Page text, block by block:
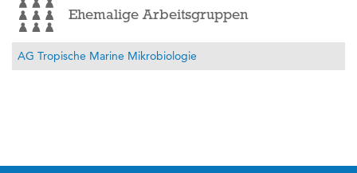
Ehemalige Arbeitsgruppen
AG Tropische Marine Mikrobiologie